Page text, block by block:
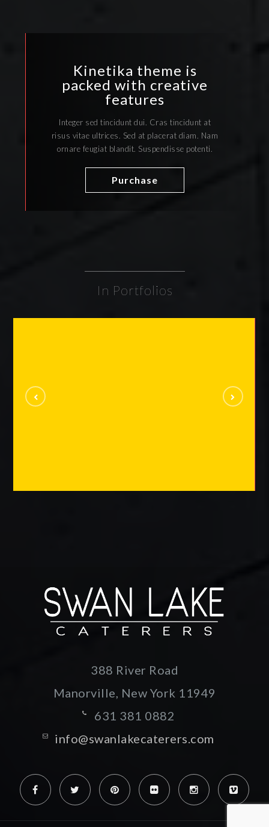
Kinetika theme is
packed with creative
features
Integer sed tincidunt dui. Cras tincidunt at
risus vitae ultrices. Sed at placerat diam. Nam
ornare feugiat blandit. Suspendisse potenti.
Purchase
In Portfolios
388 River Road
Manorville, New York 11949
631 381 0882
info@swanlakecaterers.com